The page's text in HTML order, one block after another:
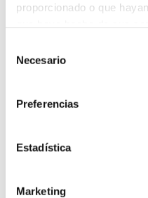
proporcionado o que
Necesario
Preferencias
Estadística
Marketing
docente utilizando
nuevas tecnologías
Desarrollo de
supervisión del